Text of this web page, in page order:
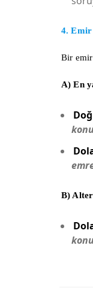
4. Emir
Bir emir
A) En
B)